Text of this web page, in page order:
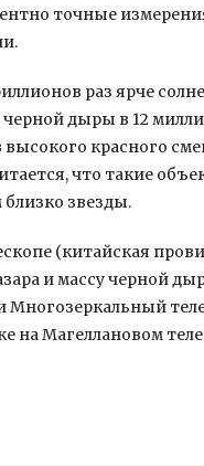
точные
раз ярче
дыры в 12
высокого красного
что такие
звезды.
(китайская
и массу черной
на Магеллановом